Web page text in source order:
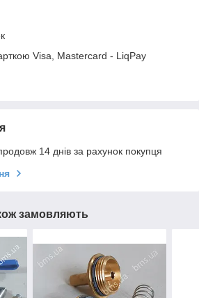
Visa, Mastercard - LiqPay
14 днів за рахунок покупця
замовляють